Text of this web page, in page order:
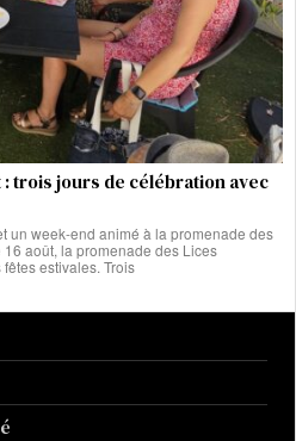
: trois jours de célébration avec
un week-end animé à la promenade des
août, la promenade des Lices
estivales. Trois